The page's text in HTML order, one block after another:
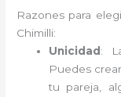
Razones para
Chimilli:
Unicidad :
Puedes
tu pareja,